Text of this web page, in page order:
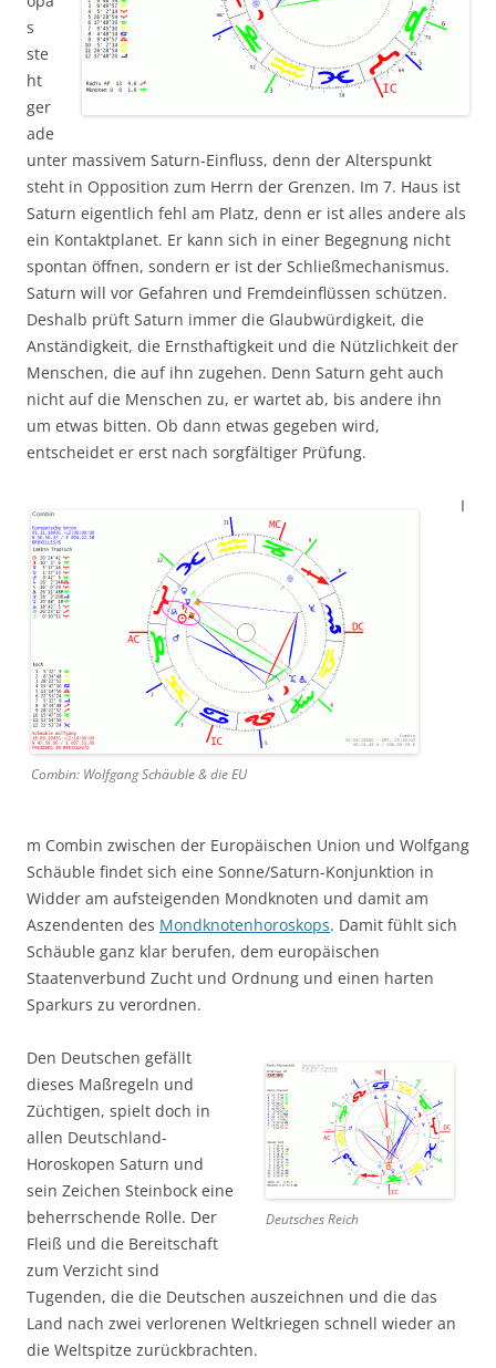
s
ste
ht
ger
ade
unter massivem Saturn-Einfluss, denn der Alterspunkt
steht in Opposition zum Herrn der Grenzen. Im 7. Haus ist
Saturn eigentlich fehl am Platz, denn er ist alles andere als
ein Kontaktplanet. Er kann sich in einer Begegnung nicht
spontan öffnen, sondern er ist der Schließmechanismus.
Saturn will vor Gefahren und Fremdeinflüssen schützen.
Deshalb prüft Saturn immer die Glaubwürdigkeit, die
Anständigkeit, die Ernsthaftigkeit und die Nützlichkeit der
Menschen, die auf ihn zugehen. Denn Saturn geht auch
nicht auf die Menschen zu, er wartet ab, bis andere ihn
um etwas bitten. Ob dann etwas gegeben wird,
entscheidet er erst nach sorgfältiger Prüfung.
Combin: Wolfgang Schäuble & die EU
I
m Combin zwischen der Europäischen Union und Wolfgang
Schäuble findet sich eine Sonne/Saturn-Konjunktion in
Widder am aufsteigenden Mondknoten und damit am
Aszendenten des Mondknotenhoroskops. Damit fühlt sich
Schäuble ganz klar berufen, dem europäischen
Staatenverbund Zucht und Ordnung und einen harten
Sparkurs zu verordnen.
Deutsches Reich
Den Deutschen gefällt
dieses Maßregeln und
Züchtigen, spielt doch in
allen Deutschland-
Horoskopen Saturn und
sein Zeichen Steinbock eine
beherrschende Rolle. Der
Fleiß und die Bereitschaft
zum Verzicht sind
Tugenden, die die Deutschen auszeichnen und die das
Land nach zwei verlorenen Weltkriegen schnell wieder an
die Weltspitze zurückbrachten.